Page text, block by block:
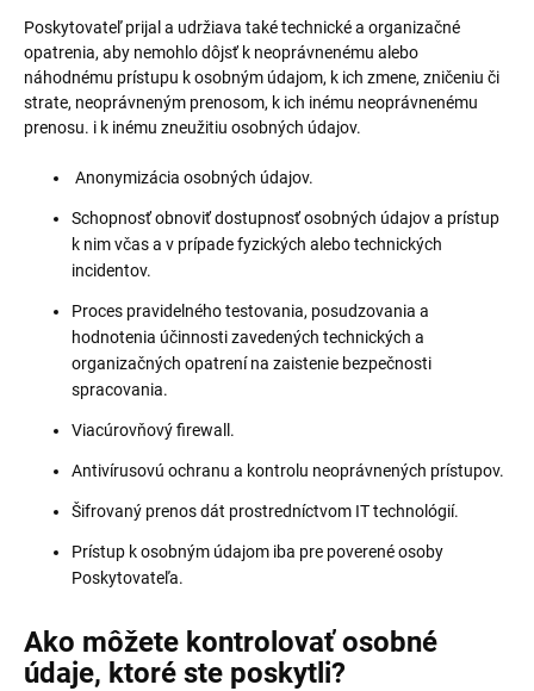
Poskytovateľ prijal a udržiava také technické a organizačné
opatrenia, aby nemohlo dôjsť k neoprávnenému alebo
náhodnému prístupu k osobným údajom, k ich zmene, zničeniu či
strate, neoprávneným prenosom, k ich inému neoprávnenému
prenosu. i k inému zneužitiu osobných údajov.
Anonymizácia osobných údajov.
Schopnosť obnoviť dostupnosť osobných údajov a prístup
k nim včas a v prípade fyzických alebo technických
incidentov.
Proces pravidelného testovania, posudzovania a
hodnotenia účinnosti zavedených technických a
organizačných opatrení na zaistenie bezpečnosti
spracovania.
Viacúrovňový firewall.
Antivírusovú ochranu a kontrolu neoprávnených prístupov.
Šifrovaný prenos dát prostredníctvom IT technológií.
Prístup k osobným údajom iba pre poverené osoby
Poskytovateľa.
Ako môžete kontrolovať osobné
údaje, ktoré ste poskytli?